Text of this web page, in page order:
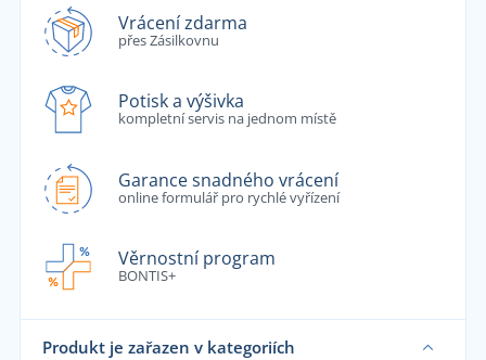
Vrácení zdarma
přes Zásilkovnu
Potisk a výšivka
kompletní servis na jednom místě
Garance snadného vrácení
online formulář pro rychlé vyřízení
Věrnostní program
BONTIS+
Produkt je zařazen v kategoriích